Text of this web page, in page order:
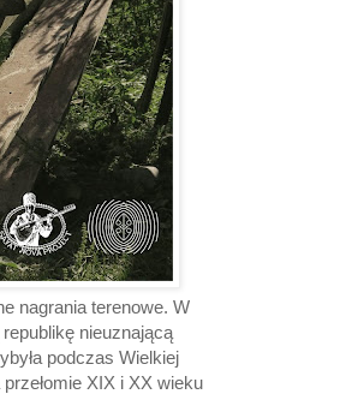
nagrania terenowe. W
nieuznającą
podczas Wielkiej
XIX i XX wieku